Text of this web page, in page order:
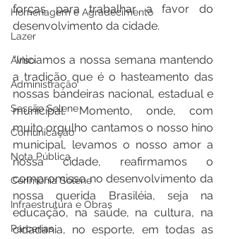
Homenagem e Agradecimento
Lazer
Aviso
Administração
Sessão Solene
Comunicação
Nota Pública
Cerimônia Solene
Infraestrutura e Obras
Parcerias
forças para trabalhar a favor do
desenvolvimento da cidade.
“Iniciamos a nossa semana mantendo
a tradição que é o hasteamento das
nossas bandeiras nacional, estadual e
municipal. Momento, onde, com
muito orgulho cantamos o nosso hino
municipal, levamos o nosso amor a
nossa cidade, reafirmamos o
compromisso no desenvolvimento da
nossa querida Brasiléia, seja na
educação, na saúde, na cultura, na
cidadania, no esporte, em todas as